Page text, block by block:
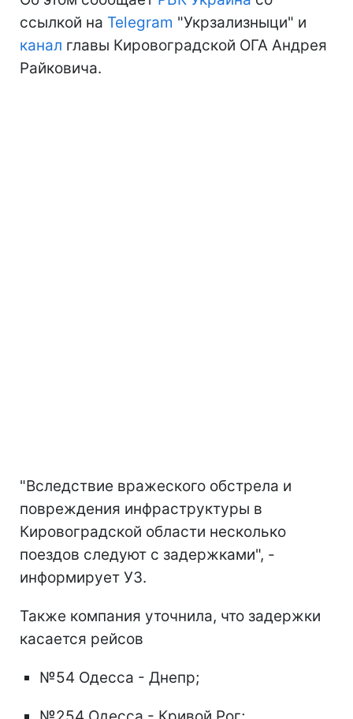
ссылкой на Telegram "Укрзализныци" и
канал главы Кировоградской ОГА Андрея
Райковича.
"Вследствие вражеского обстрела и
повреждения инфраструктуры в
Кировоградской области несколько
поездов следуют с задержками", -
информирует УЗ.
Также компания уточнила, что задержки
касается рейсов
№54 Одесса - Днепр;